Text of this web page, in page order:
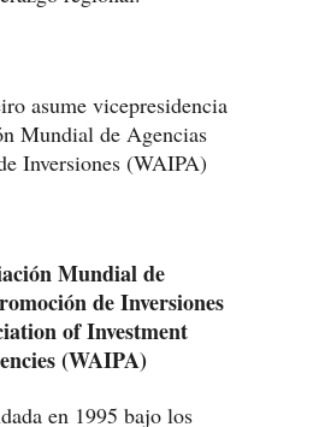
Mundial de
de Inversiones
of Investment
(WAIPA)
en 1995 bajo los